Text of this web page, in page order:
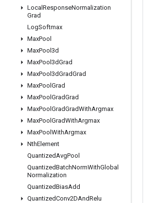
Local ResponseNormalization
Grad
LogSoftmax
MaxPool
MaxPool3d
MaxPool3dGrad
MaxPool3dGradGrad
MaxPool Grad
MaxPool GradGrad
MaxPool GradGradWithArgmax
MaxPool GradWithArgmax
MaxPool WithArgmax
NthElement
QuantizedAvgPool
QuantizedBatchNormWithGlobal
Normalization
QuantizedBiasAdd
QuantizedConv2DAndRelu